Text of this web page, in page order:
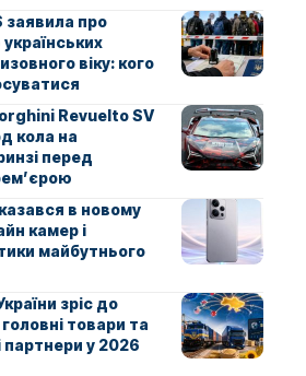
заявила про
віку: кого
Revuelto SV
кола на
перед
в новому
камер і
майбутнього
зріс до
товари та
партнери у 2026